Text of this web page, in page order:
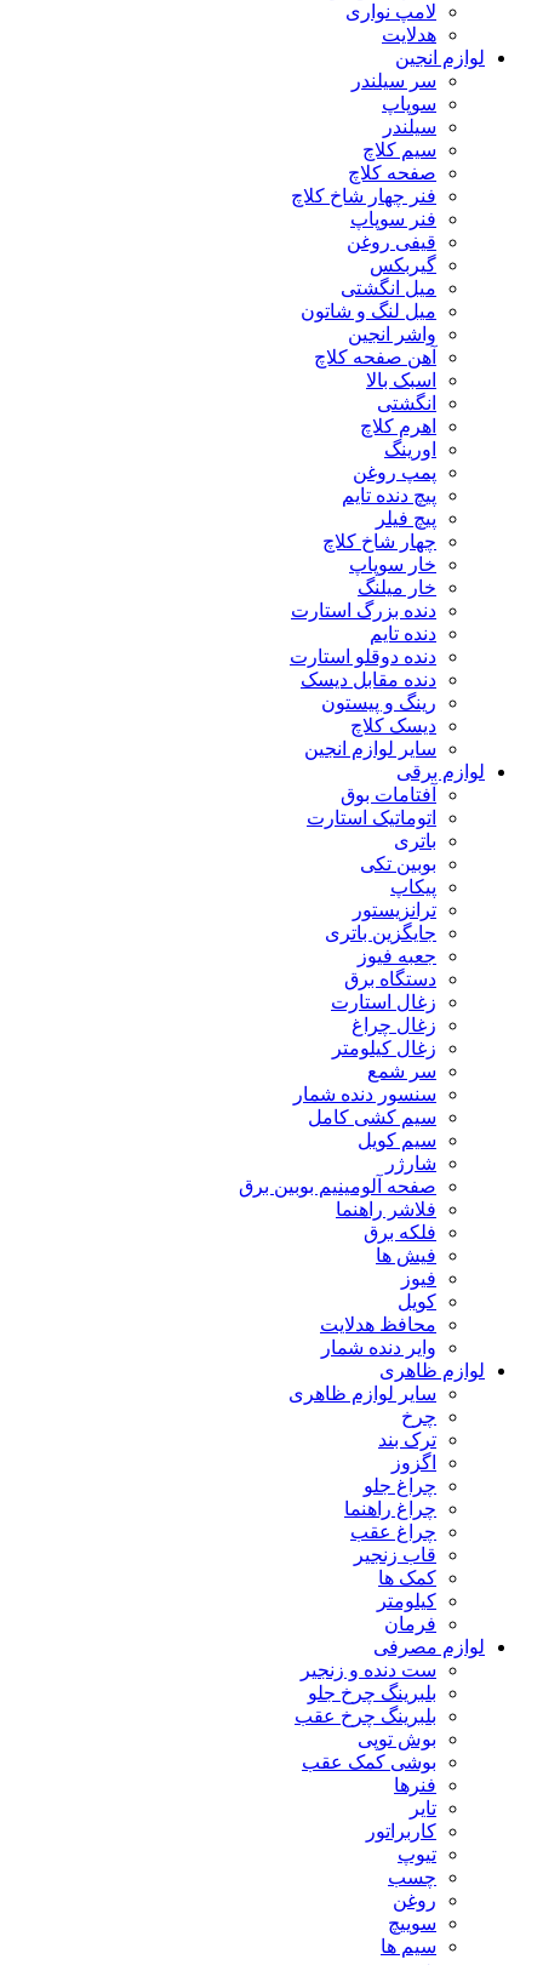
لامپ نواری
هدلایت
لوازم انجین
سر سیلندر
سوپاپ
سیلندر
سیم کلاچ
صفحه کلاچ
فنر چهار شاخ کلاچ
فنر سوپاپ
قیفی روغن
گیربکس
میل انگشتی
میل لنگ و شاتون
واشر انجین
آهن صفحه کلاچ
اسبک بالا
انگشتی
اهرم کلاچ
اورینگ
پمپ روغن
پیچ دنده تایم
پیچ فیلر
چهار شاخ کلاچ
خار سوپاپ
خار میلنگ
دنده بزرگ استارت
دنده تایم
دنده دوقلو استارت
دنده مقابل دیسک
رینگ و پیستون
دیسک کلاچ
سایر لوازم انجین
لوازم برقی
آفتامات بوق
اتوماتیک استارت
باتری
بوبین تکی
پیکاپ
ترانزیستور
جایگزین باتری
جعبه فیوز
دستگاه برق
زغال استارت
زغال چراغ
زغال کیلومتر
سر شمع
سنسور دنده شمار
سیم کشی کامل
سیم کویل
شارژر
صفحه آلومینیم بوبین برق
فلاشر راهنما
فلکه برق
فیش ها
فیوز
کویل
محافظ هدلایت
وایر دنده شمار
لوازم ظاهری
سایر لوازم ظاهری
چرخ
ترک بند
اگزوز
چراغ جلو
چراغ راهنما
چراغ عقب
قاب زنجیر
کمک ها
کیلومتر
فرمان
لوازم مصرفی
ست دنده و زنجیر
بلبرینگ چرخ جلو
بلبرینگ چرخ عقب
بوش توپی
بوشی کمک عقب
فنرها
تایر
کاربراتور
تیوپ
چسب
روغن
سوییچ
سیم ها